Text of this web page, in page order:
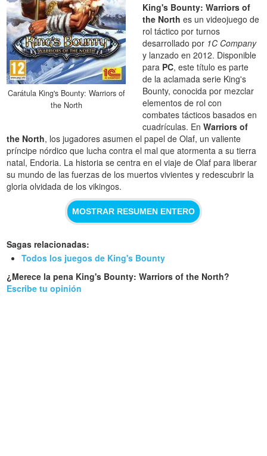
Carátula King's Bounty: Warriors of
the North
King's Bounty: Warriors of
the North es un videojuego de
rol táctico por turnos
desarrollado por 1C Company
y lanzado en 2012. Disponible
para PC, este título es parte
de la aclamada serie King's
Bounty, conocida por mezclar
elementos de rol con
combates tácticos basados en
cuadrículas. EnWarriors of
the North, los jugadores asumen el papel de Olaf, un valiente
príncipe nórdico que lucha contra el mal que atormenta a su tierra
natal, Endoria. La historia se centra en el viaje de Olaf para liberar
su mundo de las fuerzas de los muertos vivientes y redescubrir la
gloria olvidada de los vikingos.
MOSTRAR RESUMEN ENTERO
Sagas relacionadas:
Todos los juegos de King's Bounty
¿Merece la pena King's Bounty: Warriors of the North?
Escribe tu opinión